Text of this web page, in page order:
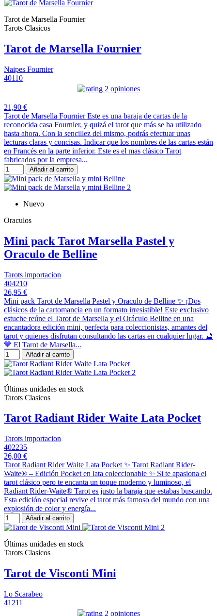
Tarot de Marsella Fournier
Tarots Clasicos
Tarot de Marsella Fournier
Naipes Fournier
40110
2 opiniones
21,90 €
Tarot de Marsella Fournier Este es una baraja de cartas de la
reconocida casa Fournier, y quizá el tarot que más se ha utilizado
hasta ahora. Con la sencillez del mismo, podrás efectuar unas
lecturas claras y concisas. Indicar que los nombres de las cartas están
en Francés en la parte inferior. Este es el mas clásico Tarot
fabricados por la empresa...
Añadir al carrito
Nuevo
Oraculos
Mini pack Tarot Marsella Pastel y
Oraculo de Belline
Tarots importacion
404210
26,95 €
Mini pack Tarot de Marsella Pastel y Oraculo de Belline ✨ ¡Dos
clásicos de la cartomancia en un formato irresistible! Este exclusivo
estuche reúne el Tarot de Marsella y el Oráculo Belline en una
encantadora edición mini, perfecta para coleccionistas, amantes del
tarot y quienes disfrutan consultando las cartas en cualquier lugar. 🔮
💙 El Tarot de Marsella...
Añadir al carrito
Últimas unidades en stock
Tarots Clasicos
Tarot Radiant Rider Waite Lata Pocket
Tarots importacion
402235
26,00 €
Tarot Radiant Rider Waite Lata Pocket ✨ Tarot Radiant Rider-
Waite® – Edición Pocket en lata coleccionable ✨ Si te apasiona el
tarot clásico pero te encanta un toque moderno y luminoso, el
Radiant Rider-Waite® Tarot es justo la baraja que estabas buscando.
Esta edición especial revive el tarot más famoso del mundo con una
explosión de color y energía...
Añadir al carrito
Últimas unidades en stock
Tarots Clasicos
Tarot de Visconti Mini
Lo Scarabeo
41211
2 opiniones